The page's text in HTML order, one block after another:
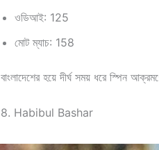
ওডিআই: 125
মোট ম্যাচ: 158
বাংলাদেশের হয়ে দীর্ঘ সময় ধরে স্পিন
8. Habibul Bashar